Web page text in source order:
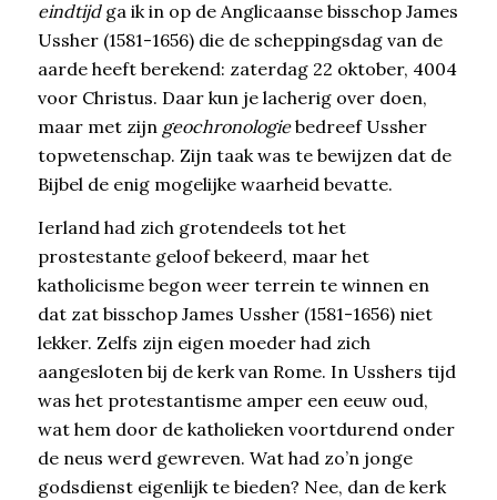
eindtijdga ik in op de Anglicaanse bisschop James
Ussher (1581-1656) die de scheppingsdag van de
aarde heeft berekend: zaterdag 22 oktober, 4004
voor Christus. Daar kun je lacherig over doen,
maar met zijn geochronologiebedreef Ussher
topwetenschap. Zijn taak was te bewijzen dat de
Bijbel de enig mogelijke waarheid bevatte.
Ierland had zich grotendeels tot het
prostestante geloof bekeerd, maar het
katholicisme begon weer terrein te winnen en
dat zat bisschop James Ussher (1581-1656) niet
lekker. Zelfs zijn eigen moeder had zich
aangesloten bij de kerk van Rome. In Usshers tijd
was het protestantisme amper een eeuw oud,
wat hem door de katholieken voortdurend onder
de neus werd gewreven. Wat had zo’n jonge
godsdienst eigenlijk te bieden? Nee, dan de kerk